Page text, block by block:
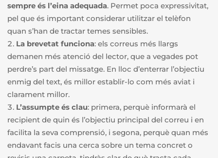
sempre és l’eina adequada. Permet poca expressivitat,
pel que és important considerar utilitzar el telèfon
quan s’han de tractar temes sensibles.
La brevetat funciona: els correus més llargs
demanen més atenció del lector, que a vegades pot
perdre’s part del missatge. En lloc d’enterrar l’objectiu
enmig del text, és millor establir-lo com més aviat i
clarament millor.
L’assumpte és clau: primera, perquè informarà el
recipient de quin és l’objectiu principal del correu i en
facilita la seva comprensió, i segona, perquè quan més
endavant facis una cerca sobre un tema concret o